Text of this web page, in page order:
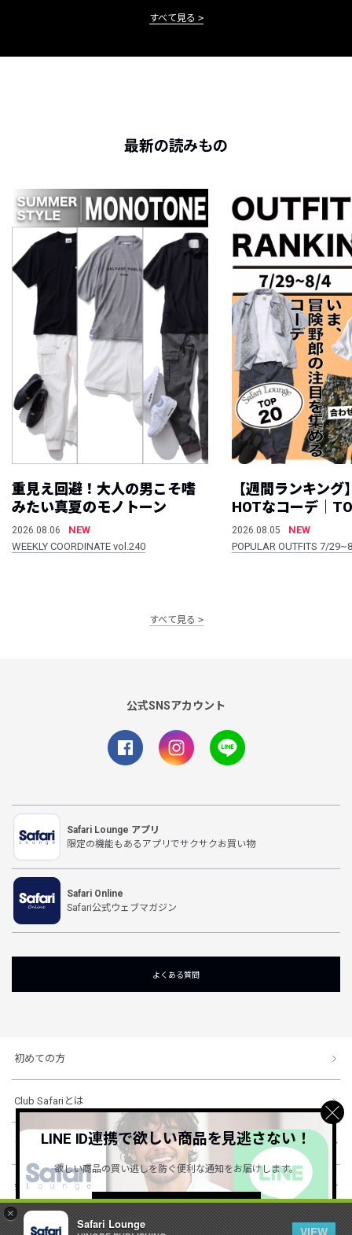
×
Safari Lounge
VIEW
すべて見る
最新の読みもの
重見え回避！大人の男こそ嗜
みたい真夏のモノトーン
2026.08.06
NEW
WEEKLY COORDINATE vol.240
【週間ランキング
HOTなコーデ｜
2026.08.05
NEW
POPULAR OUTFITS 7/
すべて見る
公式SNSアカウント
Safari Lounge アプリ
限定の機能もあるアプリでサクサクお買い物
Safari Online
Safari公式ウェブマガジン
よくある質問
初めての方
Club Safariとは
ショッピングガイド
会社概要・規約
LINE ID連携で欲しい商品を見逃さない！
欲しい商品の買い逃しを防ぐ便利な通知をお届けします。
詳しくはこちら ＞